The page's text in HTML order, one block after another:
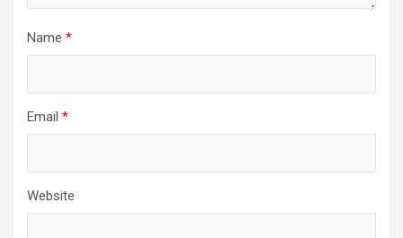
Name *
Email *
Website